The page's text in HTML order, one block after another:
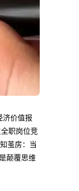
济价值报
职岗位竞
茧房：当
颠覆思维